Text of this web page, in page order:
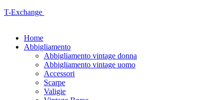
T-Exchange
Home
Abbigliamento
Abbigliamento vintage donna
Abbigliamento vintage uomo
Accessori
Scarpe
Valigie